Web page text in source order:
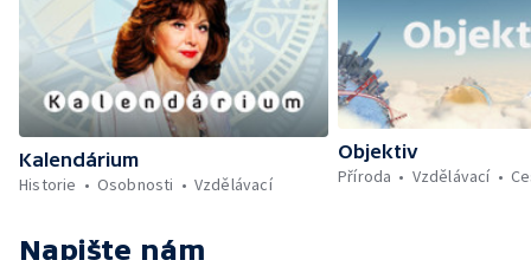
Kalendárium
Historie
Osobnosti Vzdělávací
Objektiv
Příroda
Vzdělávací
Napište nám